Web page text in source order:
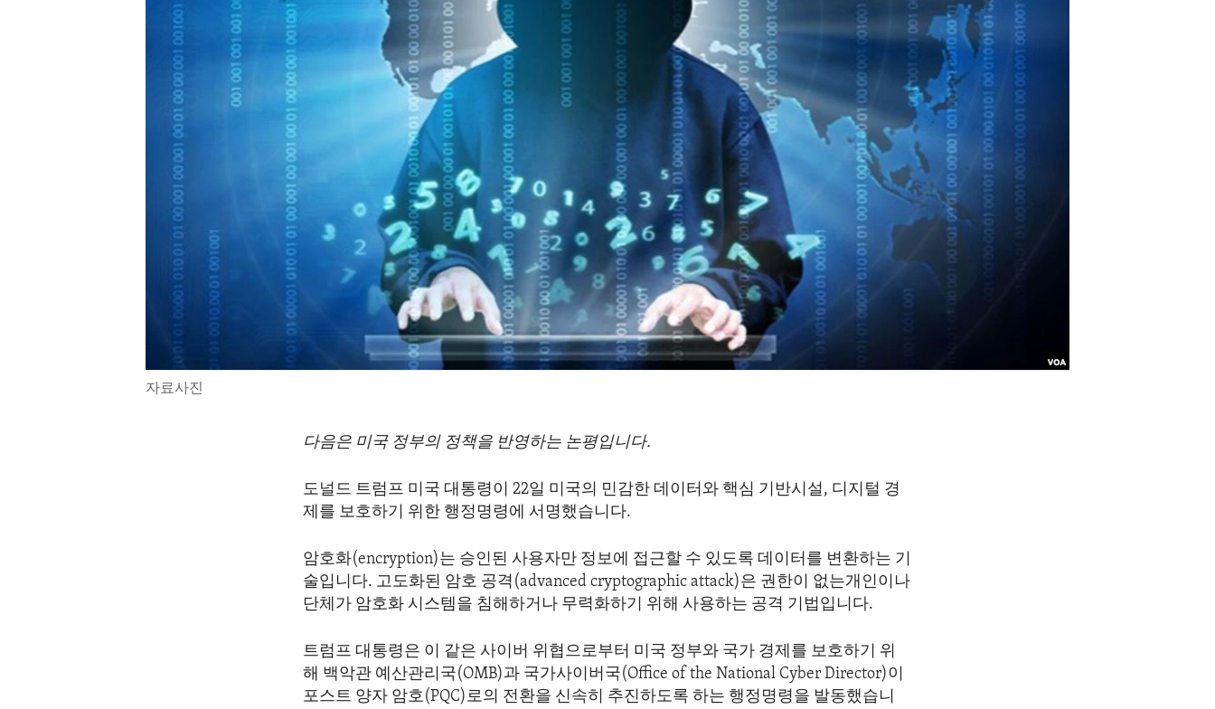
IDEALS AND INSTITUTIONS
자료사진
다음은 미국 정부의 정책을 반영하는 논평입니다.
도널드 트럼프 미국 대통령이 22일 미국의 민감한 데이터와 핵심 기반시설, 디지털 경
제를 보호하기 위한 행정명령에 서명했습니다.
암호화(encryption)는 승인된 사용자만 정보에 접근할 수 있도록 데이터를 변환하는 기
술입니다. 고도화된 암호 공격(advanced cryptographic attack)은 권한이 없는개인이나
단체가 암호화 시스템을 침해하거나 무력화하기 위해 사용하는 공격 기법입니다.
트럼프 대통령은 이 같은 사이버 위협으로부터 미국 정부와 국가 경제를 보호하기 위
해 백악관 예산관리국(OMB)과 국가사이버국(Office of the National Cyber Director)이
포스트 양자 암호(PQC)로의 전환을 신속히 추진하도록 하는 행정명령을 발동했습니